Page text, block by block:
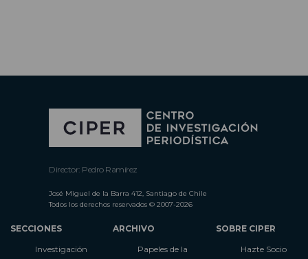
Director: Pedro Ramírez
José Miguel de la Barra 412, Santiago de Chile
Todos los derechos reservados © 2007-2026
SECCIONES
Investigación
ARCHIVO
Papeles de la
SOBRE CIPER
Hazte Socio